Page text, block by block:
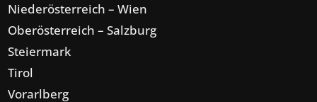
Niederösterreich – Wien
Oberösterreich – Salzburg
Steiermark
Tirol
Vorarlberg